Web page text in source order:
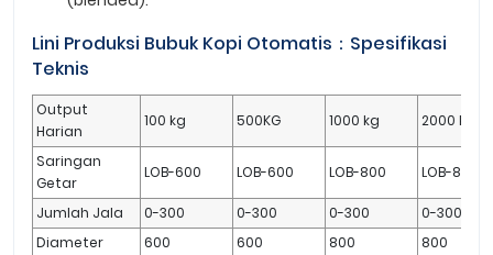
Lini Produksi Bubuk Kopi Otomatis：Spesifikasi
Teknis
Output
Harian
100 kg 500KG 1000 kg 2000 kg
Saringan
Getar
LOB-600 LOB-600 LOB-800 LOB-800
Jumlah Jala 0-300 0-300 0-300
0-300
Diameter
600 600 800
800